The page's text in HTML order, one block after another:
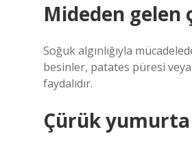
Mideden
Soğuk algınlığıyla
besinler, patates püresi
faydalıdır.
Çürük yumurta